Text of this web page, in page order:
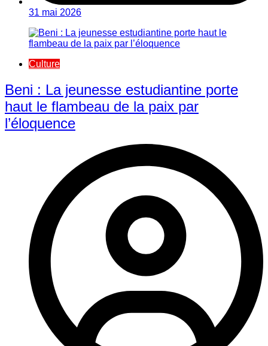
31 mai 2026
Culture
Beni : La jeunesse estudiantine porte
haut le flambeau de la paix par
l’éloquence